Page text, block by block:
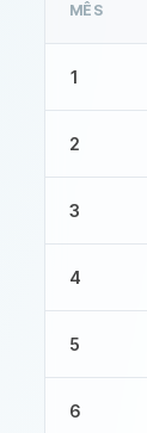
MÊS
1
2
3
4
5
6